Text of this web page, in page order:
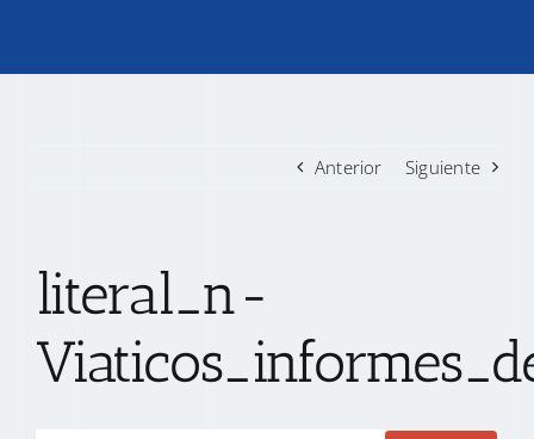
TRANSPARENCIA
CONTACTO
Anterior Siguiente
literal_n-